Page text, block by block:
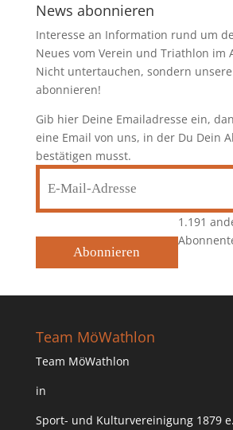
News abonnieren
Interesse an Information rund um
Neues vom Verein und Triathlon im
Nicht untertauchen, sondern
abonnieren!
Gib hier Deine Emailadresse ein,
eine Email von uns, in der Du Dein
bestätigen musst.
E-
Mail-
Adresse
Abonnieren
1.191
Team MöWathlon
Team MöWathlon
in
Sport- und Kulturvereinigung 1879